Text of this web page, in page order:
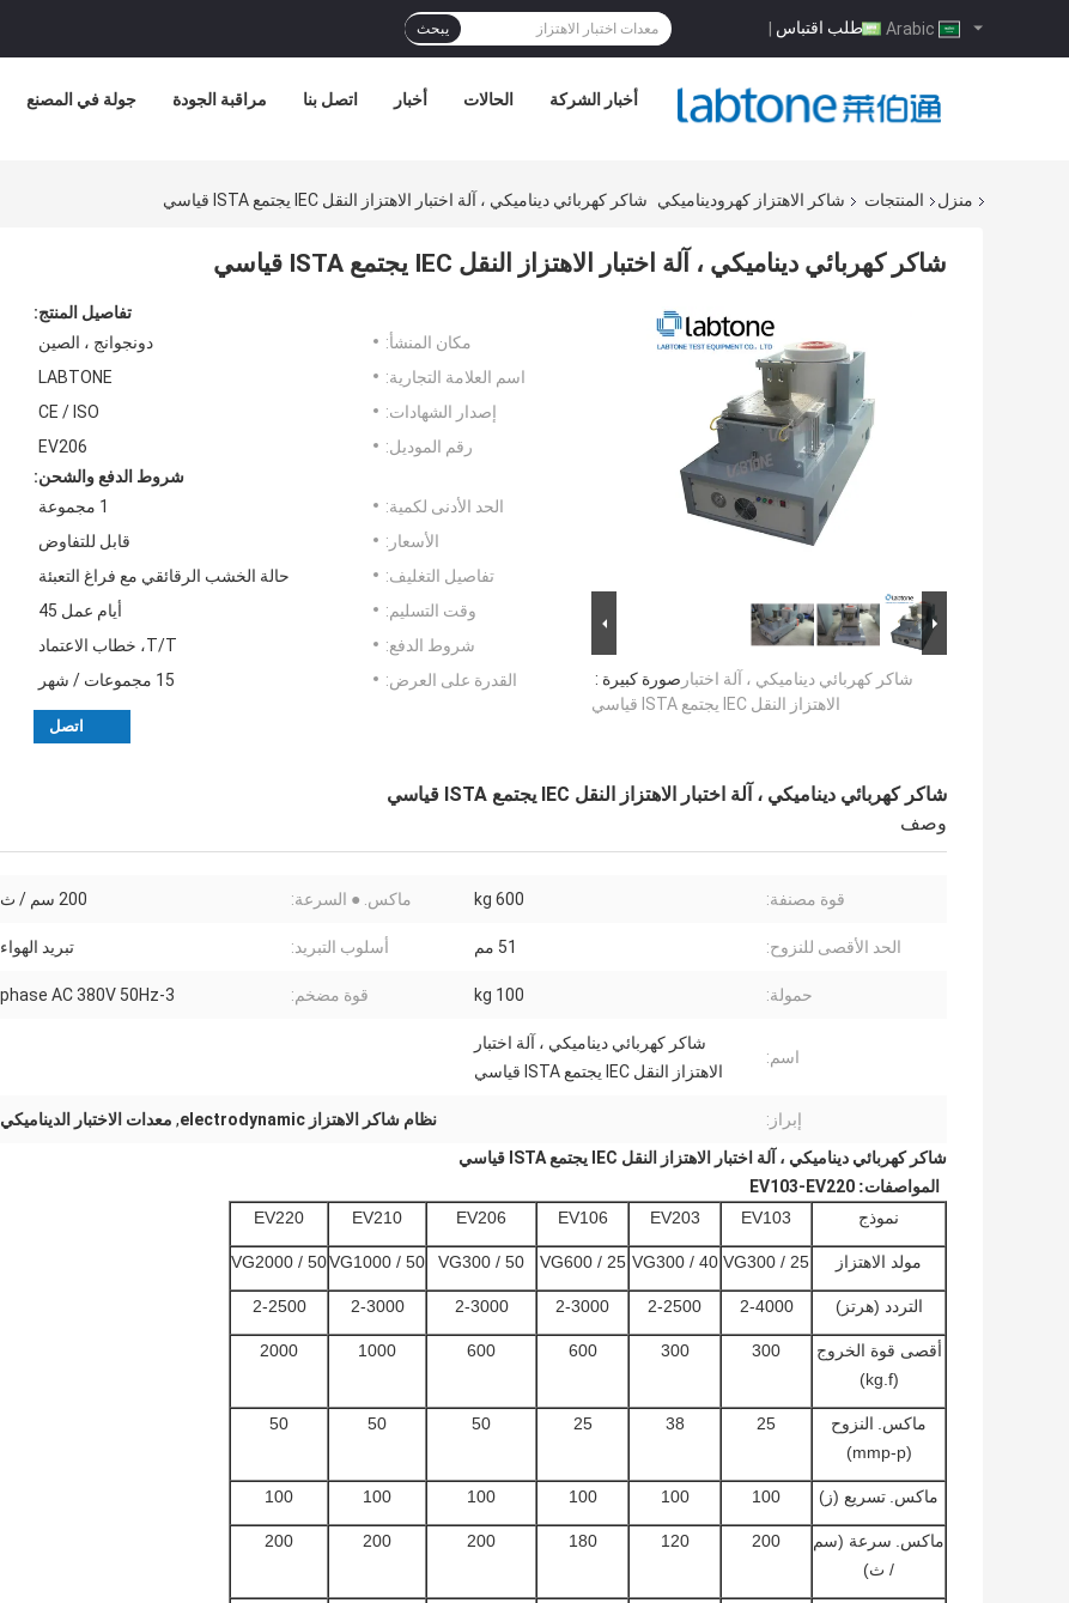
طلب اقتباس | يبحث
جولة في المصنع مراقبة الجودة اتصل بنا أخبار الحالات أخبار الشركة
منزل المنتجات شاكر الاهتزاز كهروديناميكي شاكر كهربائي ديناميكي ، آلة اختبار الاهتزاز النقل IEC يجتمع ISTA قياسي
شاكر كهربائي ديناميكي ، آلة اختبار الاهتزاز النقل IEC يجتمع ISTA قياسي
صورة كبيرة : شاكر كهربائي ديناميكي ، آلة اختبار
الاهتزاز النقل IEC يجتمع ISTA قياسي
تفاصيل المنتج:
مكان المنشأ:
دونجوانج ، الصين
اسم العلامة التجارية:
LABTONE
إصدار الشهادات:
CE / ISO
رقم الموديل:
EV206
شروط الدفع والشحن:
الحد الأدنى لكمية:
1 مجموعة
الأسعار:
قابل للتفاوض
تفاصيل التغليف:
حالة الخشب الرقائقي مع فراغ التعبئة
وقت التسليم:
أيام عمل 45
شروط الدفع:
T/T، خطاب الاعتماد
القدرة على العرض:
15 مجموعات / شهر
اتصل
شاكر كهربائي ديناميكي ، آلة اختبار الاهتزاز النقل IEC يجتمع ISTA قياسي
وصف
قوة مصنفة: 600 kg ماكس. ● السرعة: 200 سم / ث
الحد الأقصى للنزوح: 51 مم أسلوب التبريد: تبريد الهواء
حمولة: 100 kg قوة مضخم: 3-phase AC 380V 50Hz
اسم:
شاكر كهربائي ديناميكي ، آلة اختبار
الاهتزاز النقل IEC يجتمع ISTA قياسي
إبراز: نظام شاكر الاهتزاز electrodynamic , معدات الاختبار الديناميكي
شاكر كهربائي ديناميكي ، آلة اختبار الاهتزاز النقل IEC يجتمع ISTA قياسي
المواصفات: EV103-EV220
نموذج
EV103
EV203
EV106
EV206
EV210
EV220
مولد الاهتزاز VG300 / 25
VG300 / 40
VG600 / 25
VG300 / 50
VG1000 / 50
VG2000 / 50
التردد (هرتز) 2-4000
2-2500
2-3000
2-3000
2-3000
2-2500
أقصى قوة الخروج
(kg.f)
300
300
600
600
1000
2000
ماكس. النزوح
(mmp-p)
25
38
25
50
50
50
ماكس. تسريع (ز) 100
100
100
100
100
100
ماكس. سرعة (سم
/ ث)
200
120
180
200
200
200